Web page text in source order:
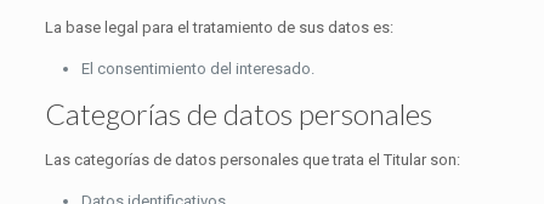
La base legal para el tratamiento de sus datos es:
El consentimiento del interesado.
Categorías de datos personales
Las categorías de datos personales que trata el Titular son: